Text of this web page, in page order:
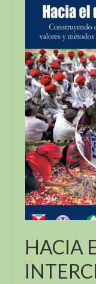
HACIA